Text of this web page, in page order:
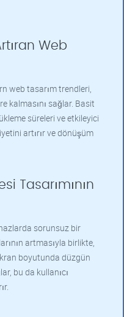
Web
web tasarım trendleri,
kalmasını sağlar. Basit
süreleri ve etkileyici
artırır ve dönüşüm
Tasarımının
sorunsuz bir
artmasıyla birlikte,
boyutunda düzgün
bu da kullanıcı